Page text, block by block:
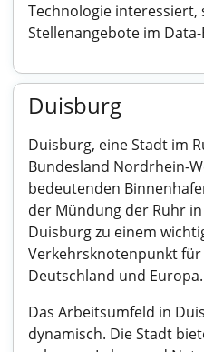
Technologie interessiert,
Stellenangebote im
Duisburg
Duisburg, eine Stadt im
Bundesland Nordrhein-
bedeutenden
der Mündung der Ruhr
Duisburg zu einem
Verkehrsknotenpunkt
Deutschland und Europa.
Das Arbeitsumfeld in
dynamisch. Die Stadt